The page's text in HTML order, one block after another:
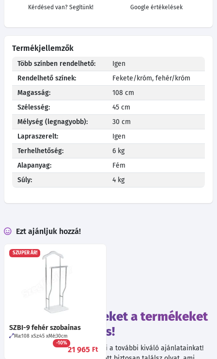
Kérdésed van? Segítünk! Google értékelések
Termékjellemzők
Több színben rendelhető:
Igen
Rendelhető színek:
Fekete/króm, fehér/króm
Magasság:
108 cm
Szélesség:
45 cm
Mélység (legnagyobb):
30 cm
Lapraszerelt:
Igen
Terhelhetőség:
6 kg
Alapanyag:
Fém
Súly:
4 kg
Ezt ajánljuk hozzá!
SZUPER ÁR!
SZBI-9 fehér szobainas
Ma:108 Sz:45 Mé:30cm
-10%
21 965 Ft
Tekintsd meg ezeket a termékeket
is!
Böngészés közben ne hagyd ki a további kiváló ajánlatainkat!